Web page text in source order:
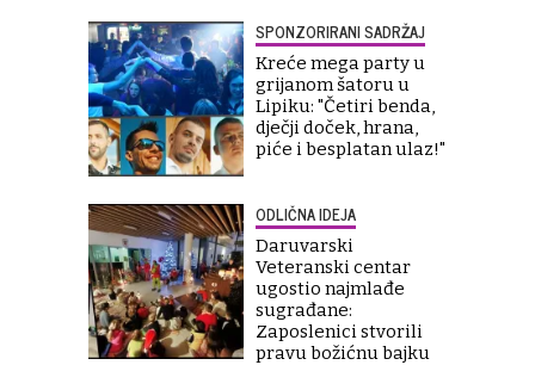
SPONZORIRANI SADRŽAJ
Kreće mega party u
grijanom šatoru u
Lipiku: "Četiri benda,
dječji doček, hrana,
piće i besplatan ulaz!"
ODLIČNA IDEJA
Daruvarski
Veteranski centar
ugostio najmlađe
sugrađane:
Zaposlenici stvorili
pravu božićnu bajku